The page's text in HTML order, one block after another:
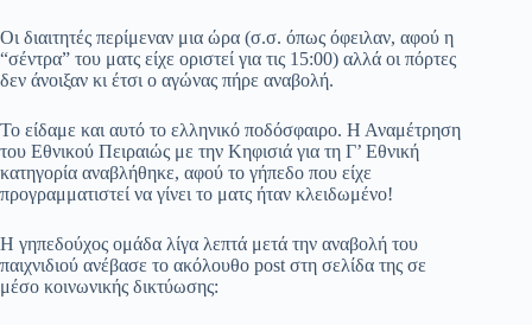
Οι διαιτητές περίμεναν μια ώρα (σ.σ. όπως όφειλαν, αφού η
“σέντρα” του ματς είχε οριστεί για τις 15:00) αλλά οι πόρτες
δεν άνοιξαν κι έτσι ο αγώνας πήρε αναβολή.
Το είδαμε και αυτό το ελληνικό ποδόσφαιρο. Η Αναμέτρηση
του Εθνικού Πειραιώς με την Κηφισιά για τη Γ’ Εθνική
κατηγορία αναβλήθηκε, αφού το γήπεδο που είχε
προγραμματιστεί να γίνει το ματς ήταν κλειδωμένο!
Η γηπεδούχος ομάδα λίγα λεπτά μετά την αναβολή του
παιχνιδιού ανέβασε το ακόλουθο post στη σελίδα της σε
μέσο κοινωνικής δικτύωσης: